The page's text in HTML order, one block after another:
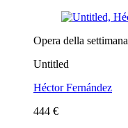
Opera della settimana
Untitled
Héctor Fernández
444 €